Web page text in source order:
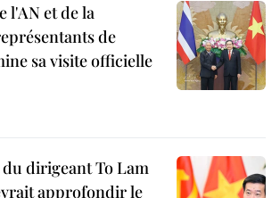
l'AN et de la
de
sa visite officielle
dirigeant To Lam
approfondir le